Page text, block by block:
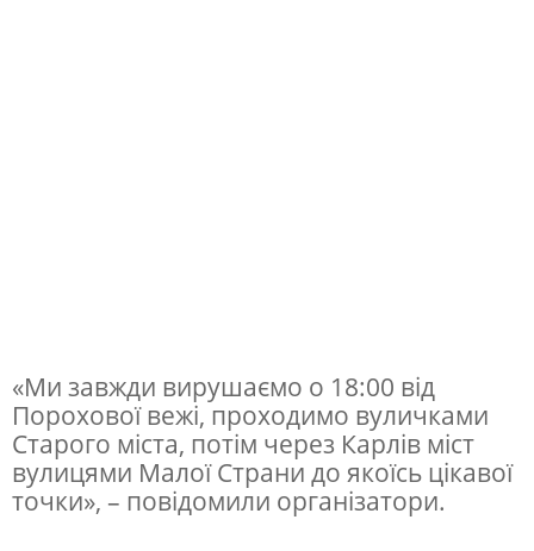
п
р
и
в
«Ми завжди вирушаємо о 18:00 від
Порохової вежі, проходимо вуличками
Старого міста, потім через Карлів міст
вулицями Малої Страни до якоїсь цікавої
точки», – повідомили організатори.